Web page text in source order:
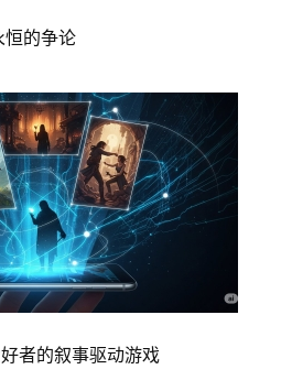
恒的争论
者的叙事驱动游戏